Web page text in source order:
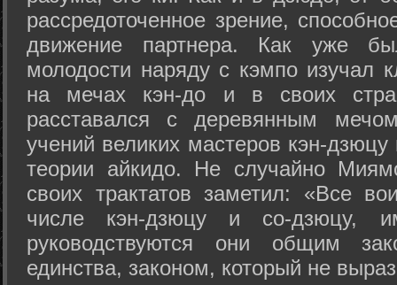
рассредоточенное зрение,
движение партнера. Как уже
молодости наряду с кэмпо изучал
на мечах кэн-до и в своих
расставался с деревянным
учений великих мастеров кэн-
теории айкидо. Не случайно
своих трактатов заметил: «Все
числе кэн-дзюцу и со-дзюцу,
руководствуются они общим
единства, законом, который не